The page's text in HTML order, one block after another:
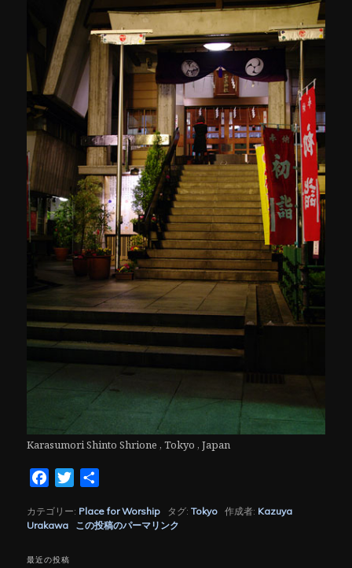
Karasumori Shinto Shrione , Tokyo , Japan
FacebookTwitter
カテゴリー: Place for Worship タグ:Tokyo 作成者: Kazuya
Urakawa
この投稿のパーマリンク
最近の投稿